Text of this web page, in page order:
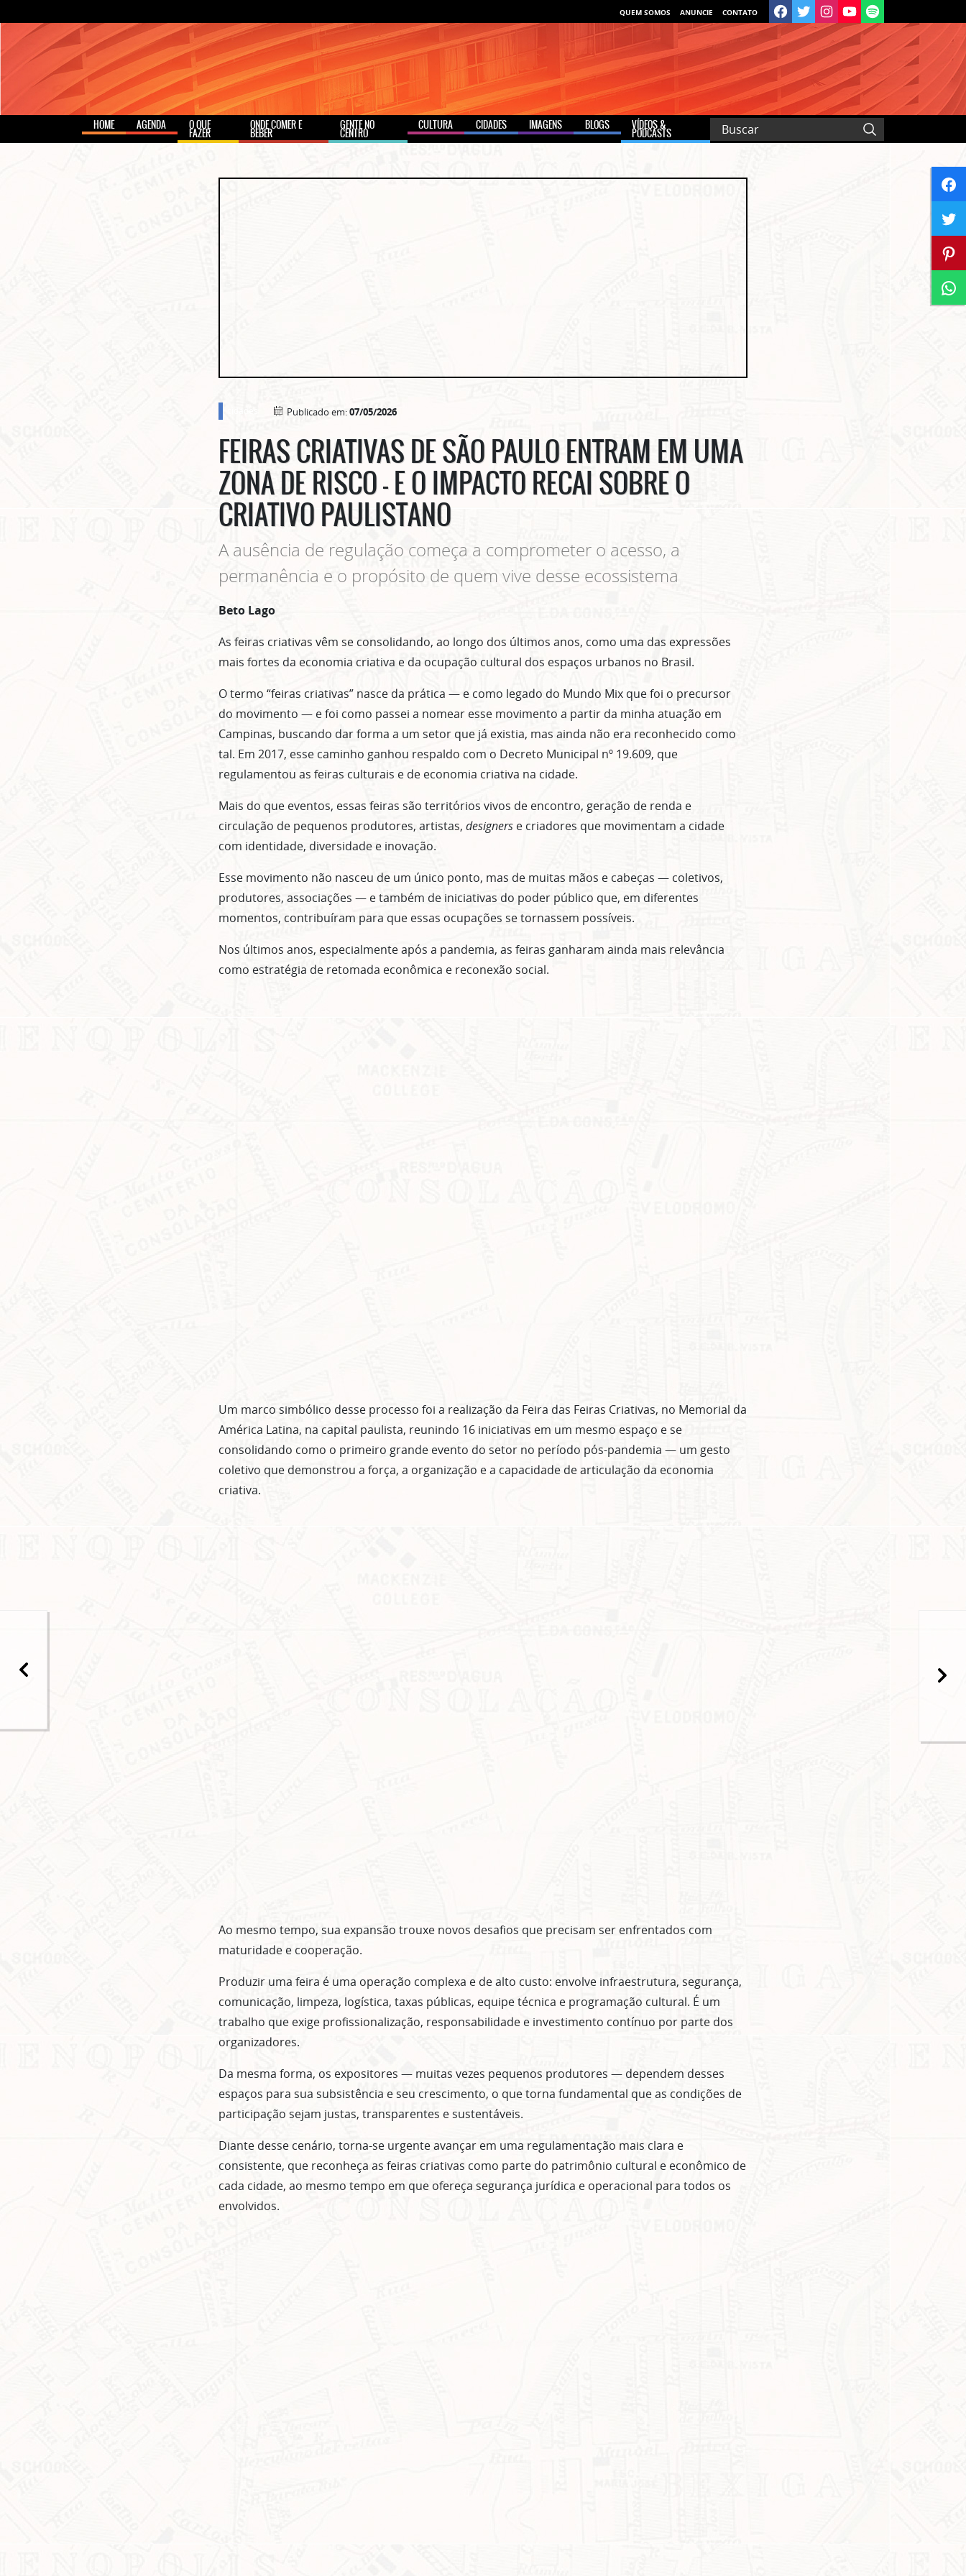
QUEM SOMOS ANUNCIE CONTATO
HOME AGENDA O QUE
FAZER
ONDE COMER E
BEBER
GENTE NO
CENTRO
CULTURA CIDADES IMAGENS BLOGS VÍDEOS &
PODCASTS
Publicado em:07/05/2026
FEIRAS CRIATIVAS DE SÃO PAULO ENTRAM EM UMA
ZONA DE RISCO — E O IMPACTO RECAI SOBRE O
CRIATIVO PAULISTANO
A ausência de regulação começa a comprometer o acesso, a
permanência e o propósito de quem vive desse ecossistema
Beto Lago
As feiras criativas vêm se consolidando, ao longo dos últimos anos, como uma das expressões
mais fortes da economia criativa e da ocupação cultural dos espaços urbanos no Brasil.
O termo “feiras criativas” nasce da prática — e como legado do Mundo Mix que foi o precursor
do movimento — e foi como passei a nomear esse movimento a partir da minha atuação em
Campinas, buscando dar forma a um setor que já existia, mas ainda não era reconhecido como
tal. Em 2017, esse caminho ganhou respaldo com o Decreto Municipal nº 19.609, que
regulamentou as feiras culturais e de economia criativa na cidade.
Mais do que eventos, essas feiras são territórios vivos de encontro, geração de renda e
circulação de pequenos produtores, artistas, designers e criadores que movimentam a cidade
com identidade, diversidade e inovação.
Esse movimento não nasceu de um único ponto, mas de muitas mãos e cabeças — coletivos,
produtores, associações — e também de iniciativas do poder público que, em diferentes
momentos, contribuíram para que essas ocupações se tornassem possíveis.
Nos últimos anos, especialmente após a pandemia, as feiras ganharam ainda mais relevância
como estratégia de retomada econômica e reconexão social.
Um marco simbólico desse processo foi a realização da Feira das Feiras Criativas, no Memorial da
América Latina, na capital paulista, reunindo 16 iniciativas em um mesmo espaço e se
consolidando como o primeiro grande evento do setor no período pós-pandemia — um gesto
coletivo que demonstrou a força, a organização e a capacidade de articulação da economia
criativa.
Ao mesmo tempo, sua expansão trouxe novos desafios que precisam ser enfrentados com
maturidade e cooperação.
Produzir uma feira é uma operação complexa e de alto custo: envolve infraestrutura, segurança,
comunicação, limpeza, logística, taxas públicas, equipe técnica e programação cultural. É um
trabalho que exige profissionalização, responsabilidade e investimento contínuo por parte dos
organizadores.
Da mesma forma, os expositores — muitas vezes pequenos produtores — dependem desses
espaços para sua subsistência e seu crescimento, o que torna fundamental que as condições de
participação sejam justas, transparentes e sustentáveis.
Diante desse cenário, torna-se urgente avançar em uma regulamentação mais clara e
consistente, que reconheça as feiras criativas como parte do patrimônio cultural e econômico de
cada cidade, ao mesmo tempo em que ofereça segurança jurídica e operacional para todos os
envolvidos.